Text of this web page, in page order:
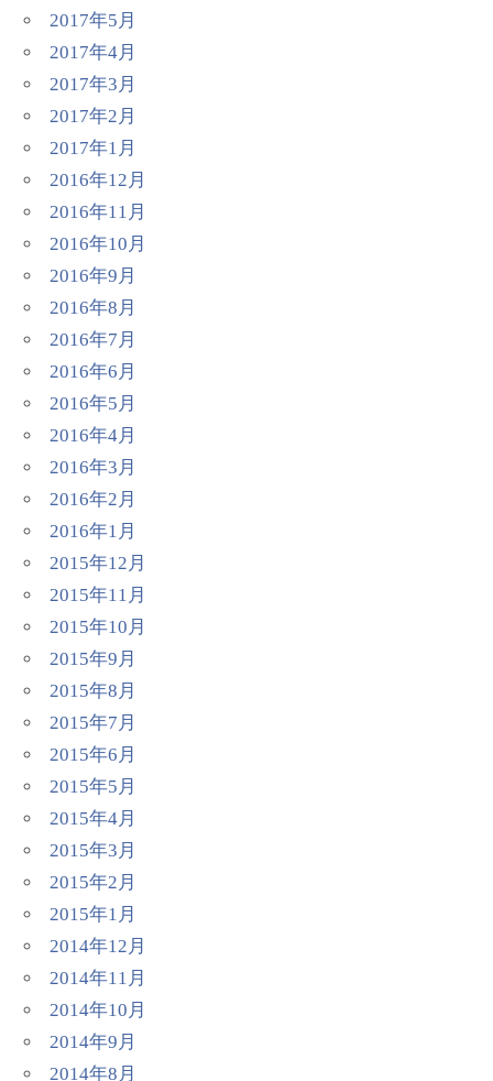
2017年5月
2017年4月
2017年3月
2017年2月
2017年1月
2016年12月
2016年11月
2016年10月
2016年9月
2016年8月
2016年7月
2016年6月
2016年5月
2016年4月
2016年3月
2016年2月
2016年1月
2015年12月
2015年11月
2015年10月
2015年9月
2015年8月
2015年7月
2015年6月
2015年5月
2015年4月
2015年3月
2015年2月
2015年1月
2014年12月
2014年11月
2014年10月
2014年9月
2014年8月